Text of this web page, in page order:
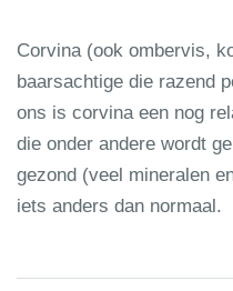
Corvina (ook ombervis,
baarsachtige die razend
ons is corvina een nog
die onder andere wordt
gezond (veel mineralen
iets anders dan normaal.